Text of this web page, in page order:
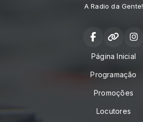
A Radio da Gente!
Página Inicial
Programação
Promoções
Locutores